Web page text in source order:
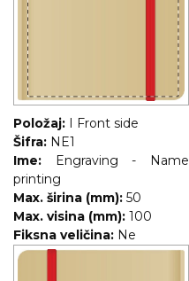
Položaj: I Front side
Šifra: NE1
Ime:
Engraving - Name
printing
Max. širina (mm): 50
Max. visina (mm): 100
Fiksna veličina: Ne